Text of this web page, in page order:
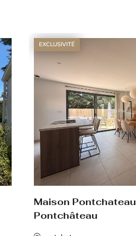
EXCLUSIVITÉ
Maison Pontchateau
Pontchâteau